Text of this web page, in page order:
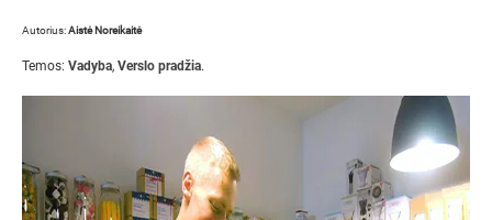
Autorius:Aistė Noreikaitė
Temos: Vadyba, Verslo pradžia.